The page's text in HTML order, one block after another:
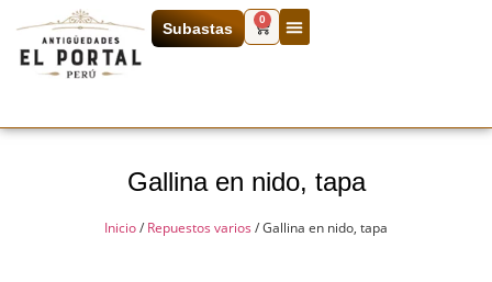
Subastas
0
Gallina en nido, tapa
Inicio/ Repuestos varios / Gallina en nido, tapa